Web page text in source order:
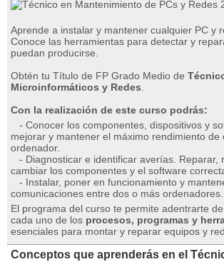
Aprende a instalar y mantener cualquier PC y
Conoce las herramientas para detectar y
puedan producirse.
Obtén tu Título de FP Grado Medio de
Microinformáticos y Redes
Con la realización de este curso podrás:
- Conocer los componentes, dispositivos y
mejorar y mantener el máximo rendimiento de
ordenador.
- Diagnosticar e identificar averías. Reparar,
cambiar los componentes y el software
- Instalar, poner en funcionamiento y
comunicaciones entre dos o más ordenadores.
El programa del curso te permite adentrarte
cada uno de los procesos, programas y
esenciales para montar y reparar equipos y
Conceptos que aprenderás en el